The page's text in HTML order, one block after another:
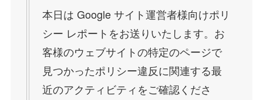
本日は Google サイト運営者様向けポリ
シー レポートをお送りいたします。お
客様のウェブサイトの特定のページで
見つかったポリシー違反に関連する最
近のアクティビティをご確認くださ